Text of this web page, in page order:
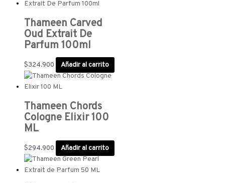
Thameen Carved
Oud Extrait De
Parfum 100ml
$324.900 Añadir al carrito
Thameen Chords
Cologne Elixir 100
ML
$294.900 Añadir al carrito